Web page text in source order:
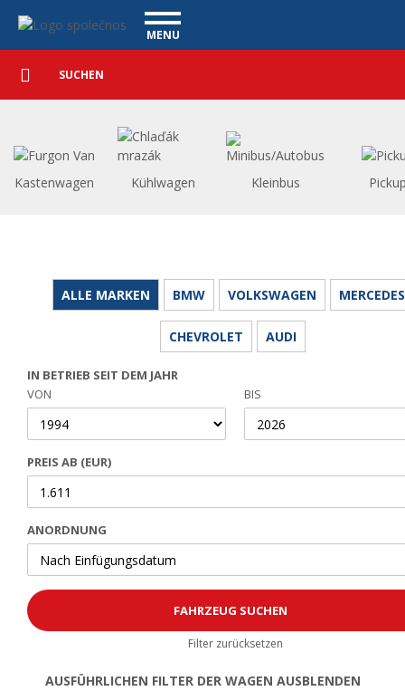
Personenkraftwagen - Vanscentre
Navigace
MENU
NUTZFAHRZEUGE
PERSONENKRAFTWAGEN
WAGENAUSKAUF
WAS BIETEN WIR AN
FINANZIERUNG
REFERENZ
Detaillierte
Suche Suchen
Kastenwagen Kühlwagen Kleinbus
ALLE MARKEN BMW VOLKSWAGEN MERCEDES
CHEVROLET AUDI
IN BETRIEB SEIT DEM JAHR
VON
BIS
PREIS AB (EUR)
ANORDNUNG
Filter zurücksetzen
AUSFÜHRLICHEN FILTER DER WAGEN AUSBLENDEN
Öffnen | Filter schließen